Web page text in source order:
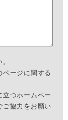
ージに関する
つホームペー
ご協力をお願い